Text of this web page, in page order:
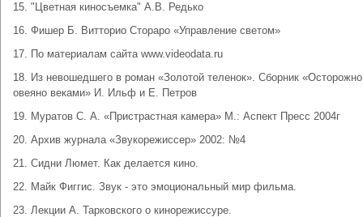
15. "Цветная киносъемка" А.В. Редько
16. Фишер Б. Витторио Стораро «Управление светом»
17. По материалам сайта www.videodata.ru
18. Из невошедшего в роман «Золотой теленок». Сборник «Осторожно
овеяно веками» И. Ильф и Е. Петров
19. Муратов С. А. «Пристрастная камера» М.: Аспект Пресс 2004г
20. Архив журнала «Звукорежиссер» 2002: №4
21. Сидни Люмет. Как делается кино.
22. Майк Фиггис. Звук - это эмоциональный мир фильма.
23. Лекции А. Тарковского о кинорежиссуре.